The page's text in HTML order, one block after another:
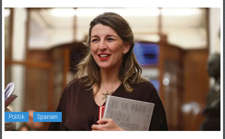
Politik Spanien